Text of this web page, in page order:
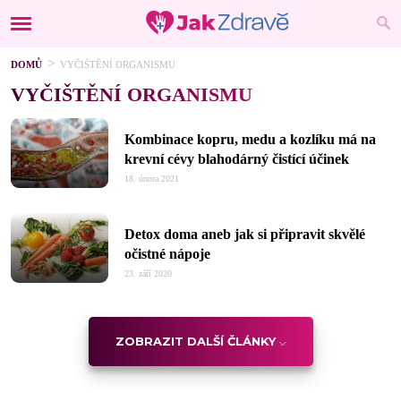
DOMŮ VYČIŠTĚNÍ ORGANISMU
VYČIŠTĚNÍ ORGANISMU
Kombinace kopru, medu a kozlíku má na
krevní cévy blahodárný čistící účinek
18. února 2021
Detox doma aneb jak si připravit skvělé
očistné nápoje
23. září 2020
ZOBRAZIT DALŠÍ ČLÁNKY